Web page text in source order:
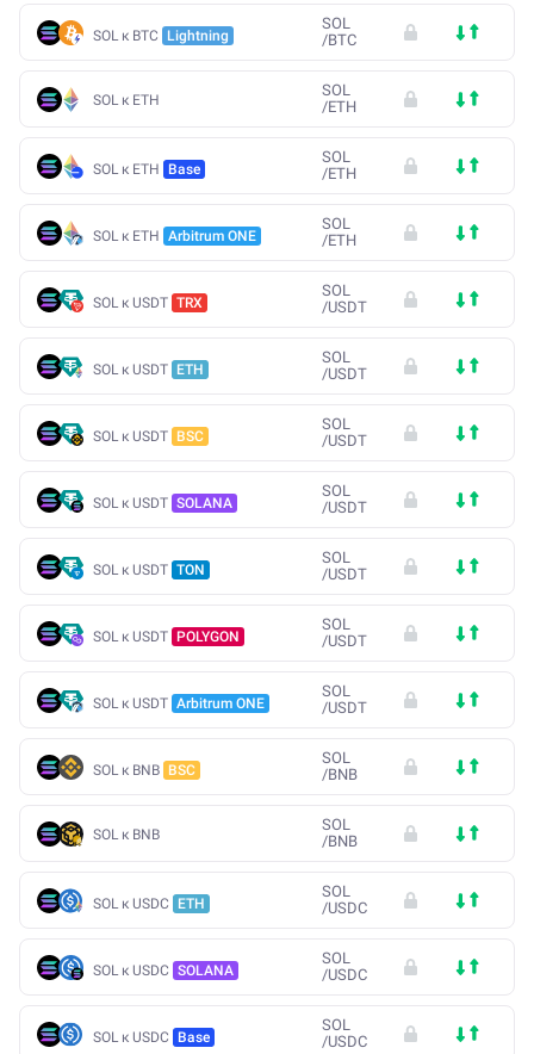
SOL к BTC Lightning
SOL
/BTC
SOL к ETH
SOL
/ETH
SOL к ETH Base
SOL
/ETH
SOL к ETH Arbitrum ONE
SOL
/ETH
SOL к USDT TRX
SOL
/USDT
SOL к USDT ETH
SOL
/USDT
SOL к USDT BSC
SOL
/USDT
SOL к USDT SOLANA
SOL
/USDT
SOL к USDT TON
SOL
/USDT
SOL к USDT POLYGON
SOL
/USDT
SOL к USDT Arbitrum ONE
SOL
/USDT
SOL к BNB BSC
SOL
/BNB
SOL к BNB
SOL
/BNB
SOL к USDC ETH
SOL
/USDC
SOL к USDC SOLANA
SOL
/USDC
SOL к USDC Base
SOL
/USDC